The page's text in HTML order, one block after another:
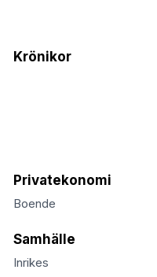
Krönikor
Privatekonomi
Boende
Samhälle
Inrikes